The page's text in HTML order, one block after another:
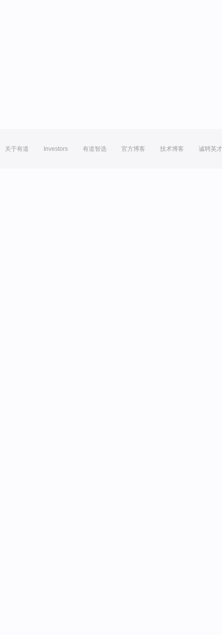
关于有道 Investors 有道智选 官方博客 技术博客 诚聘英才